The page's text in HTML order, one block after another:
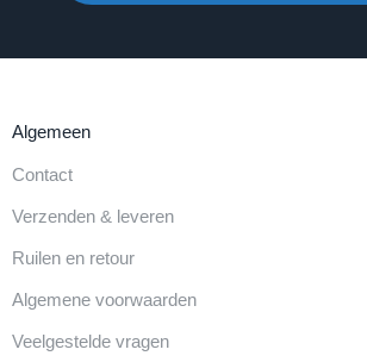
Algemeen
Contact
Verzenden & leveren
Ruilen en retour
Algemene voorwaarden
Veelgestelde vragen